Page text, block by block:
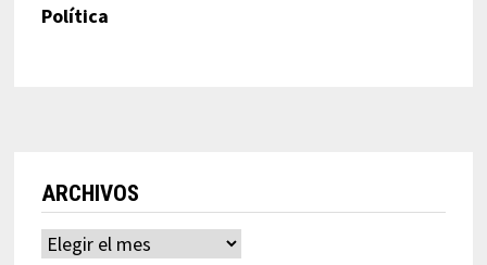
Política
ARCHIVOS
Archivos